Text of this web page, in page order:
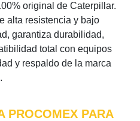
original de Caterpillar.
alta resistencia y bajo
garantiza durabilidad,
total con equipos
y respaldo de la marca
PROCOMEX PARA